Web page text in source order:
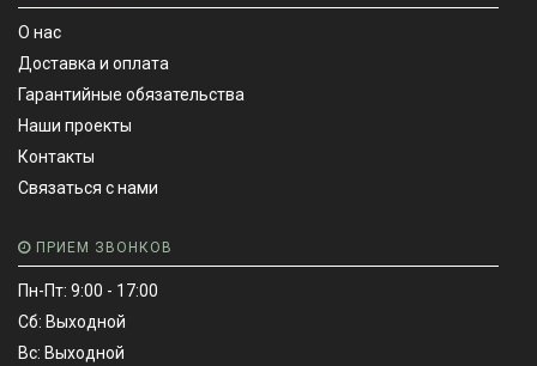
О нас
Доставка и оплата
Гарантийные обязательства
Наши проекты
Контакты
Связаться с нами
ПРИЕМ ЗВОНКОВ
Пн-Пт: 9:00 - 17:00
Сб: Выходной
Вс: Выходной